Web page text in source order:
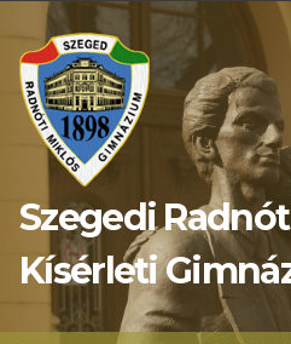
content
Szegedi
Kísérleti